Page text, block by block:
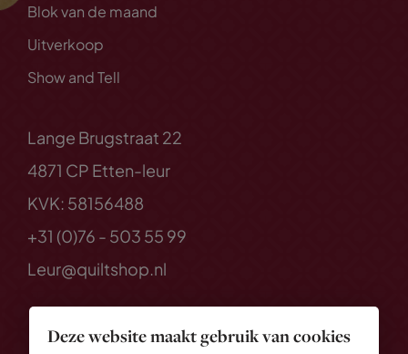
Deze website maakt gebruik van cookies
Blok van de maand
Uitverkoop
Show and Tell
Lange Brugstraat 22
4871 CP Etten-leur
KVK: 58156488
+31 (0)76 - 503 55 99
Leur@quiltshop.nl